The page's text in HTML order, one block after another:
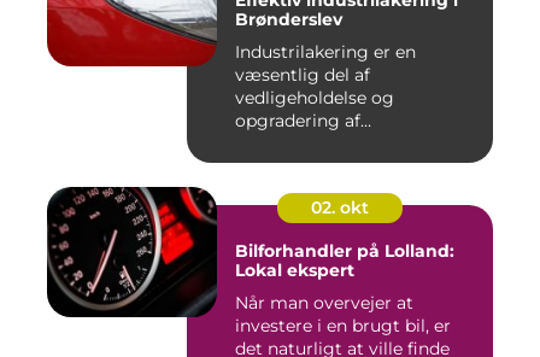
Brønderslev
Industrilakering er en
væsentlig del af
vedligeholdelse og
opgradering af
02. okt
Bilforhandler på Lolland:
Lokal ekspert
Når man overvejer at
investere i en brugt bil, er
det naturligt at ville finde